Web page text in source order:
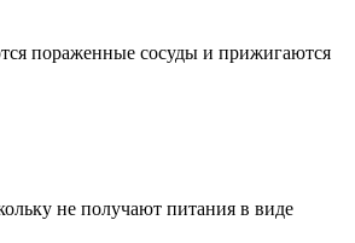
пораженные сосуды и прижигаются
не получают питания в виде